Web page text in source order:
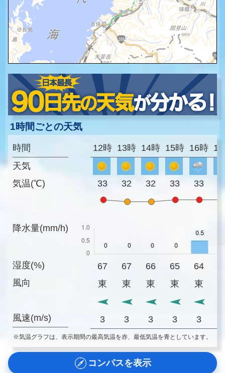
1時間ごとの天気
時間
天気
気温(℃)
降水量(mm/h)
湿度(%)
風向
風速(m/s)
12時 13時 14時 15時 16時
33 32 32 33 33
67 67 66 65 64
東
東 東 東 東
3 3 3 3 3
※気温グラフは、表示期間の最高気温を赤、最低気温を青としています。
コンパスを表示